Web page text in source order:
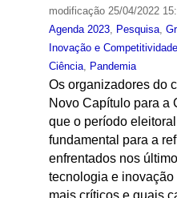
modificação25/04/2022
Agenda 2023, Pesquisa,
Inovação e
Ciência, Pandemia
Os organizadores do
Novo Capítulo para a
que o período
fundamental para a
enfrentados nos
tecnologia e